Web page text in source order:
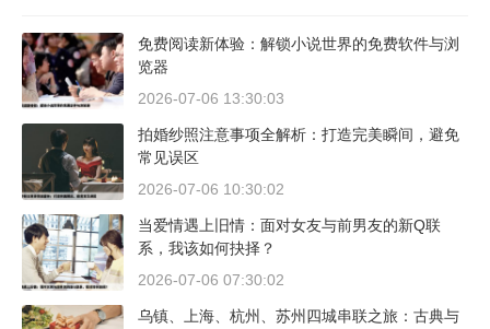
免费阅读新体验：解锁小说世界的免费软件与浏
览器
2026-07-06 13:30:03
拍婚纱照注意事项全解析：打造完美瞬间，避免
常见误区
2026-07-06 10:30:02
当爱情遇上旧情：面对女友与前男友的新Q联
系，我该如何抉择？
2026-07-06 07:30:02
乌镇、上海、杭州、苏州四城串联之旅：古典与